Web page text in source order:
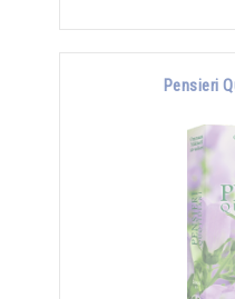
Pensieri